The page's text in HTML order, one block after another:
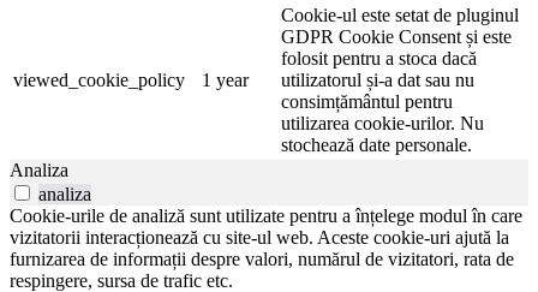
viewed_cookie_policy 1 year
Cookie-ul este setat de pluginul
GDPR Cookie Consent și este
folosit pentru a stoca dacă
utilizatorul și-a dat sau nu
consimțământul pentru
utilizarea cookie-urilor. Nu
stochează date personale.
Analiza
analiza
Cookie-urile de analiză sunt utilizate pentru a înțelege modul în care
vizitatorii interacționează cu site-ul web. Aceste cookie-uri ajută la
furnizarea de informații despre valori, numărul de vizitatori, rata de
respingere, sursa de trafic etc.